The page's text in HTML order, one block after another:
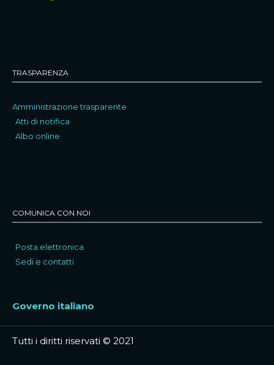
TRASPARENZA
Amministrazione trasparente
Atti di notifica
Albo online
COMUNICA CON NOI
Posta elettronica
Sedi e contatti
Governo italiano
Tutti i diritti riservati © 2021